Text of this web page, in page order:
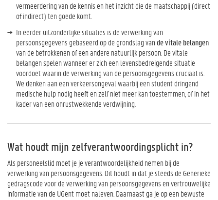
vermeerdering van de kennis en het inzicht die de maatschappij (direct
of indirect) ten goede komt.
In eerder uitzonderlijke situaties is de verwerking van
persoonsgegevens gebaseerd op de grondslag vande vitale belangen
van de betrokkenen of een andere natuurlijk persoon. De vitale
belangen spelen wanneer er zich een levensbedreigende situatie
voordoet waarin de verwerking van de persoonsgegevens cruciaal is.
We denken aan een verkeersongeval waarbij een student dringend
medische hulp nodig heeft en zelf niet meer kan toestemmen, of in het
kader van een onrustwekkende verdwijning.
Wat houdt mijn zelfverantwoordingsplicht in?
Als personeelslid moet je je verantwoordelijkheid nemen bij de
verwerking van persoonsgegevens. Dit houdt in dat je steeds de Generieke
gedragscode voor de verwerking van persoonsgegevens en vertrouwelijke
informatie van de UGent moet naleven. Daarnaast ga je op een bewuste